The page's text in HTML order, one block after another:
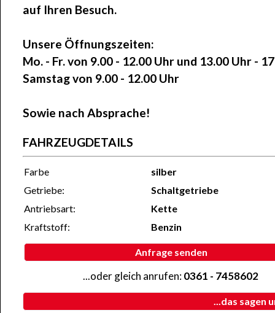
auf Ihren Besuch.
Unsere Öffnungszeiten:
Mo. - Fr. von 9.00 - 12.00 Uhr und 13.00 Uhr -
Samstag von 9.00 - 12.00 Uhr
Sowie nach Absprache!
FAHRZEUGDETAILS
Farbe
silber
Getriebe:
Schaltgetriebe
Antriebsart:
Kette
Kraftstoff:
Benzin
Anfrage senden
...oder gleich anrufen:0361 - 7458602
...das sagen